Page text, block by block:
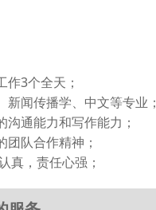
作3个全天；
新闻传播学、中文等专业；
沟通能力和写作能力；
团队合作精神；
真，责任心强；